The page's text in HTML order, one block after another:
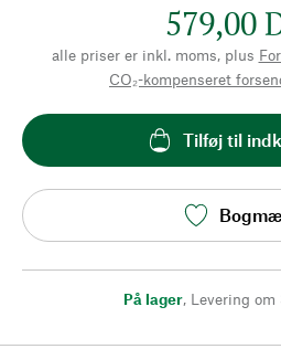
579,00
alle priser er inkl. moms, plus
CO₂-kompenseret
Tilføj til
På lager, Levering om